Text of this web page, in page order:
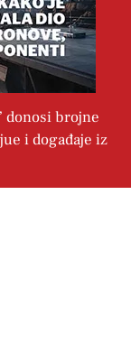
donosi brojne
i događaje iz